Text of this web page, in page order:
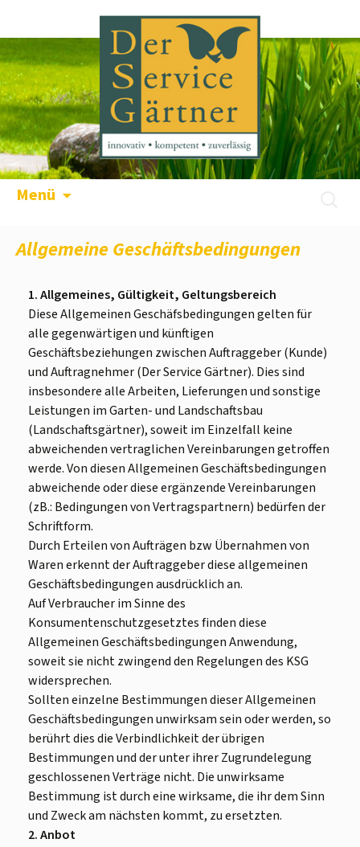
Menü
Allgemeine Geschäftsbedingungen
1. Allgemeines, Gültigkeit, Geltungsbereich
Diese Allgemeinen Geschäfsbedingungen gelten für
alle gegenwärtigen und künftigen
Geschäftsbeziehungen zwischen Auftraggeber (Kunde)
und Auftragnehmer (Der Service Gärtner). Dies sind
insbesondere alle Arbeiten, Lieferungen und sonstige
Leistungen im Garten- und Landschaftsbau
(Landschaftsgärtner), soweit im Einzelfall keine
abweichenden vertraglichen Vereinbarungen getroffen
werde. Von diesen Allgemeinen Geschäftsbedingungen
abweichende oder diese ergänzende Vereinbarungen
(zB.: Bedingungen von Vertragspartnern) bedürfen der
Schriftform.
Durch Erteilen von Aufträgen bzw Übernahmen von
Waren erkennt der Auftraggeber diese allgemeinen
Geschäftsbedingungen ausdrücklich an.
Auf Verbraucher im Sinne des
Konsumentenschutzgesetztes finden diese
Allgemeinen Geschäftsbedingungen Anwendung,
soweit sie nicht zwingend den Regelungen des KSG
widersprechen.
Sollten einzelne Bestimmungen dieser Allgemeinen
Geschäftsbedingungen unwirksam sein oder werden, so
berührt dies die Verbindlichkeit der übrigen
Bestimmungen und der unter ihrer Zugrundelegung
geschlossenen Verträge nicht. Die unwirksame
Bestimmung ist durch eine wirksame, die ihr dem Sinn
und Zweck am nächsten kommt, zu ersetzten.
2. Anbot